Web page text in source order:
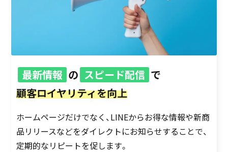
最新情報 の スピード配信 で
顧客ロイヤリティを向上
ホームページだけでなく、LINEからお得な情報や新商
品リリースなどをダイレクトにお知らせすることで、
定期的なリピートを促します。